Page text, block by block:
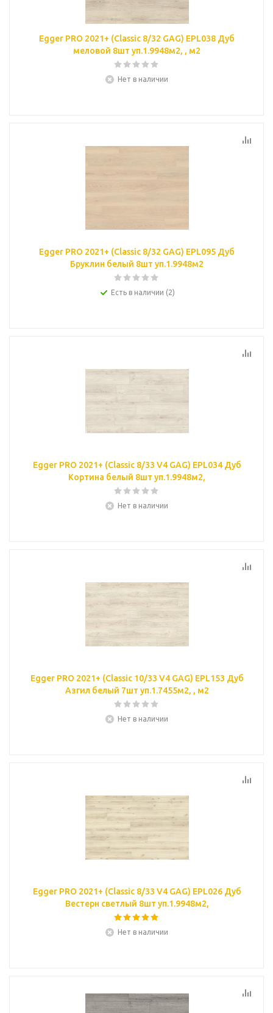
Egger PRO 2021+ (Classic 8/32 GAG) EPL038 Дуб
меловой 8шт уп.1.9948м2, , м2
Нет в наличии
Egger PRO 2021+ (Classic 8/32 GAG) EPL095 Дуб
Бруклин белый 8шт уп.1.9948м2
Есть в наличии (2)
Egger PRO 2021+ (Classic 8/33 V4 GAG) EPL034 Дуб
Кортина белый 8шт уп.1.9948м2,
Нет в наличии
Egger PRO 2021+ (Classic 10/33 V4 GAG) EPL153 Дуб
Азгил белый 7шт уп.1.7455м2, , м2
Нет в наличии
Egger PRO 2021+ (Classic 8/33 V4 GAG) EPL026 Дуб
Вестерн светлый 8шт уп.1.9948м2,
Нет в наличии